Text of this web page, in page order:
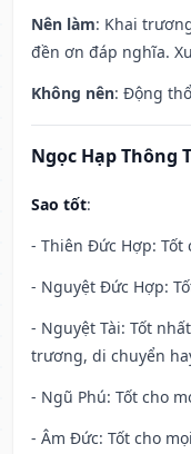
Nên làm: Khai
đền ơn đáp nghĩa.
Không nên: Động
Ngọc Hạp Thông
Sao tốt:
- Thiên Đức Hợp: Tốt
- Nguyệt Đức Hợp:
- Nguyệt Tài: Tốt
trương, di chuyển
- Ngũ Phú: Tốt cho
- Âm Đức: Tốt cho